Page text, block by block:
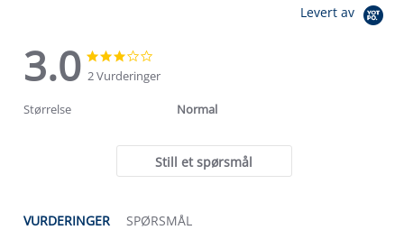
Levert av
3.0
3.0
star
rating
star
2 Vurderinger
Størrelse Normal
Still et spørsmål
VURDERINGER SPØRSMÅL